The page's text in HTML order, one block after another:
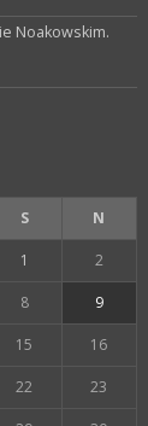
Noakowskim.
S N
1 2
8 9
15 16
22 23